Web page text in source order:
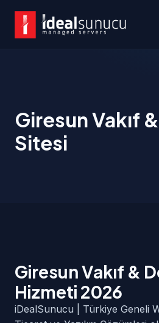
Giresun Vakıf
Sitesi
Giresun Vakıf &
Hizmeti 2026
iDealSunucu | Türkiye Geneli